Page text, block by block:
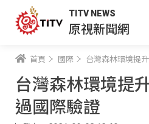
TITV NEWS
原視新聞網
首頁 國際 台灣森林環境提
台灣森林環境提
過國際驗證